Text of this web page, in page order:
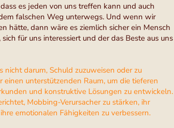
es jeden von uns treffen kann und auch
falschen Weg unterwegs. Und wenn wir
hätte, dann wäre es ziemlich sicher ein Mensch
für uns interessiert und der das Beste aus uns
nicht darum, Schuld zuzuweisen oder zu
unterstützenden Raum, um die tieferen
und konstruktive Lösungen zu entwickeln.
Mobbing-Verursacher zu stärken, ihr
emotionalen Fähigkeiten zu verbessern.